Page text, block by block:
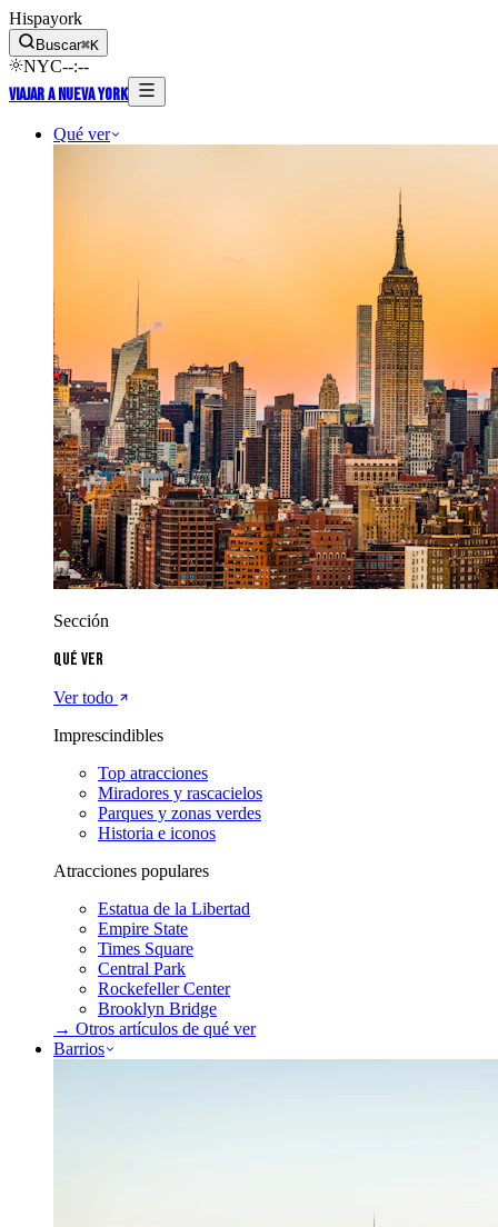
Hispayork
Buscar⌘K
NYC--:--
Viajar a Nueva York
Qué ver
Sección
Qué ver
Ver todo
Imprescindibles
Top atracciones
Miradores y rascacielos
Parques y zonas verdes
Historia e iconos
Atracciones populares
Estatua de la Libertad
Empire State
Times Square
Central Park
Rockefeller Center
Brooklyn Bridge
→ Otros artículos de qué ver
Barrios